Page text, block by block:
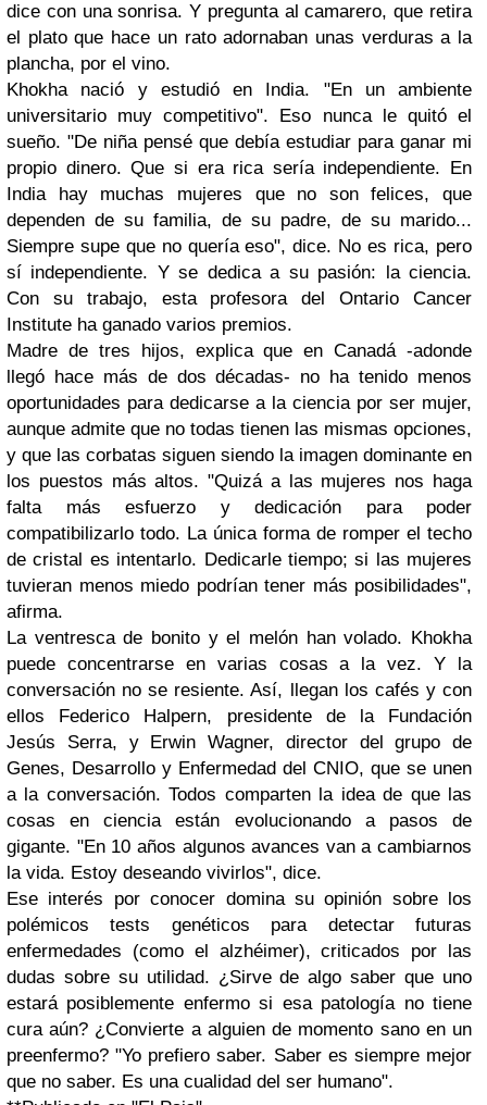
dice con una sonrisa. Y pregunta al camarero, que retira
el plato que hace un rato adornaban unas verduras a la
plancha, por el vino.
Khokha nació y estudió en India. "En un ambiente
universitario muy competitivo". Eso nunca le quitó el
sueño. "De niña pensé que debía estudiar para ganar mi
propio dinero. Que si era rica sería independiente. En
India hay muchas mujeres que no son felices, que
dependen de su familia, de su padre, de su marido...
Siempre supe que no quería eso", dice. No es rica, pero
sí independiente. Y se dedica a su pasión: la ciencia.
Con su trabajo, esta profesora del Ontario Cancer
Institute ha ganado varios premios.
Madre de tres hijos, explica que en Canadá -adonde
llegó hace más de dos décadas- no ha tenido menos
oportunidades para dedicarse a la ciencia por ser mujer,
aunque admite que no todas tienen las mismas opciones,
y que las corbatas siguen siendo la imagen dominante en
los puestos más altos. "Quizá a las mujeres nos haga
falta más esfuerzo y dedicación para poder
compatibilizarlo todo. La única forma de romper el techo
de cristal es intentarlo. Dedicarle tiempo; si las mujeres
tuvieran menos miedo podrían tener más posibilidades",
afirma.
La ventresca de bonito y el melón han volado. Khokha
puede concentrarse en varias cosas a la vez. Y la
conversación no se resiente. Así, llegan los cafés y con
ellos Federico Halpern, presidente de la Fundación
Jesús Serra, y Erwin Wagner, director del grupo de
Genes, Desarrollo y Enfermedad del CNIO, que se unen
a la conversación. Todos comparten la idea de que las
cosas en ciencia están evolucionando a pasos de
gigante. "En 10 años algunos avances van a cambiarnos
la vida. Estoy deseando vivirlos", dice.
Ese interés por conocer domina su opinión sobre los
polémicos tests genéticos para detectar futuras
enfermedades (como el alzhéimer), criticados por las
dudas sobre su utilidad. ¿Sirve de algo saber que uno
estará posiblemente enfermo si esa patología no tiene
cura aún? ¿Convierte a alguien de momento sano en un
preenfermo? "Yo prefiero saber. Saber es siempre mejor
que no saber. Es una cualidad del ser humano".